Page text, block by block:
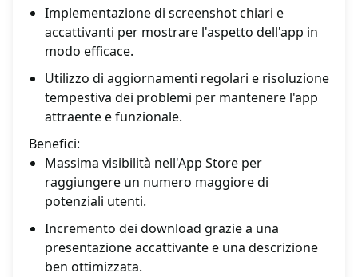
Implementazione di screenshot chiari e
accattivanti per mostrare l'aspetto dell'app in
modo efficace.
Utilizzo di aggiornamenti regolari e risoluzione
tempestiva dei problemi per mantenere l'app
attraente e funzionale.
Benefici:
Massima visibilità nell'App Store per
raggiungere un numero maggiore di
potenziali utenti.
Incremento dei download grazie a una
presentazione accattivante e una descrizione
ben ottimizzata.